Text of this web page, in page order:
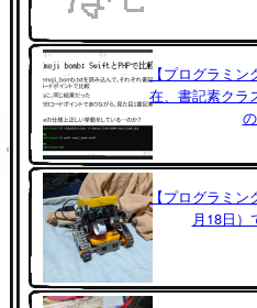
【プログラミン
在、書記素クラ
【プログラミン
月18日）